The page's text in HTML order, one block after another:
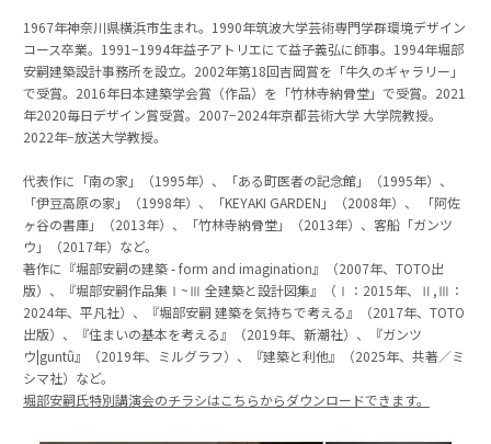
1967年神奈川県横浜市生まれ。1990年筑波大学芸術専門学群環境デザイン
コース卒業。1991−1994年益子アトリエにて益子義弘に師事。1994年堀部
安嗣建築設計事務所を設立。2002年第18回吉岡賞を「牛久のギャラリー」
で受賞。2016年日本建築学会賞（作品）を「竹林寺納骨堂」で受賞。2021
年2020毎日デザイン賞受賞。2007−2024年京都芸術大学 大学院教授。
2022年−放送大学教授。
代表作に「南の家」（1995年）、「ある町医者の記念館」（1995年）、
「伊豆高原の家」（1998年）、「KEYAKI GARDEN」（2008年）、 「阿佐
ヶ谷の書庫」（2013年）、「竹林寺納骨堂」（2013年）、客船「ガンツ
ウ」（2017年）など。
著作に『堀部安嗣の建築 - form and imagination』（2007年、TOTO出
版）、『堀部安嗣作品集Ⅰ~Ⅲ 全建築と設計図集』（Ⅰ：2015年、Ⅱ,Ⅲ：
2024年、平凡社）、『堀部安嗣 建築を気持ちで考える』（2017年、TOTO
出版）、『住まいの基本を考える』（2019年、新潮社）、『ガンツ
ウ|guntû』（2019年、ミルグラフ）、『建築と利他』（2025年、共著／ミ
シマ社）など。
堀部安嗣氏特別講演会のチラシはこちらからダウンロードできます。